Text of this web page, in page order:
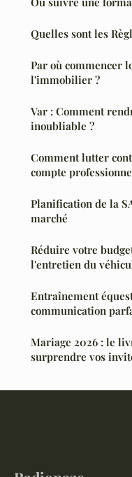
Quelles sont les
Par où commencer
l'immobilier ?
Var : Comment rendre votre weekend camping
inoubliable ?
Comment lutter
compte
Planification de la
marché
Réduire votre
l'entretien du
Entraînement
communication
Mariage 2026 : le
surprendre vos